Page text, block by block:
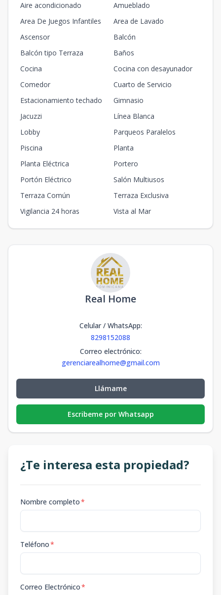
Aire acondicionado
Amueblado
Area De Juegos Infantiles
Area de Lavado
Ascensor
Balcón
Balcón tipo Terraza
Baños
Cocina
Cocina con desayunador
Comedor
Cuarto de Servicio
Estacionamiento techado
Gimnasio
Jacuzzi
Línea Blanca
Lobby
Parqueos Paralelos
Piscina
Planta
Planta Eléctrica
Portero
Portón Eléctrico
Salón Multiusos
Terraza Común
Terraza Exclusiva
Vigilancia 24 horas
Vista al Mar
Real Home
Celular / WhatsApp:
8298152088
Correo electrónico:
gerenciarealhome@gmail.com
Llámame
Escribeme por Whatsapp
¿Te interesa esta propiedad?
Nombre completo*
Teléfono*
Correo Electrónico*